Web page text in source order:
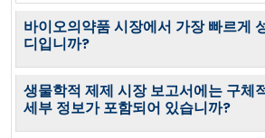
바이오의약품 시장에서 가장 빠르게
디입니까?
생물학적 제제 시장 보고서에는 구체
세부 정보가 포함되어 있습니까?